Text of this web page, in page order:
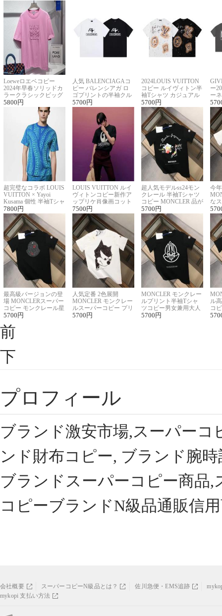
Loeweロエベコピー
2024年早春ソリッドカ
ラークラシックビッグ
ロゴ刺繍Tシャツ
5800 円
人気 BALENCIAGAコ
ピー バレンシアガ ロ
ゴプリントの半袖クル
ーネックTシャツ
5700 円
2024LOUIS VUITTON
コピー ルイヴィトン半
袖Tシャツ カジュアル
に馴染む 2色展開
5700 円
ー
ー
ー
超完璧なコラボ LOUIS
VUITTON × Yayoi
Kusama 個性 半袖Tシャ
ツコピー男女兼用
7800 円
LOUIS VUITTON ルイ
ヴィトンコピー新作ア
ップリケ肖像画コット
ンニット半袖Tシャツ
7500 円
超人気モデルss24モン
クレール 半袖Tシャツ
コピー MONCLER 品が
良く見た目
5700 円
今
な
ル
最高級バージョンの登
場 MONCLERスーパー
コピー モンクレール星
座半袖Tシャツ
5700 円
人気定番 2色展開
MONCLER モンクレー
ルスーパーコピー プリ
ント半袖Tシャツ
5700 円
MONCLER モンクレー
ルプリント半袖Tシャ
ツコピー男女兼用大人
可愛い春夏コーデ
5700 円
ル
コ
ィ
前
下
プロフィール
ブランド激安市場,スーパー
ンド財布コピー, ブランド腕
ブランドスーパーコピー商品
コピーブランドN級品通販信
会社概要 スーパーコピーN級品とは？ 佐川急便・EMS追跡
mykopi 支払い方法